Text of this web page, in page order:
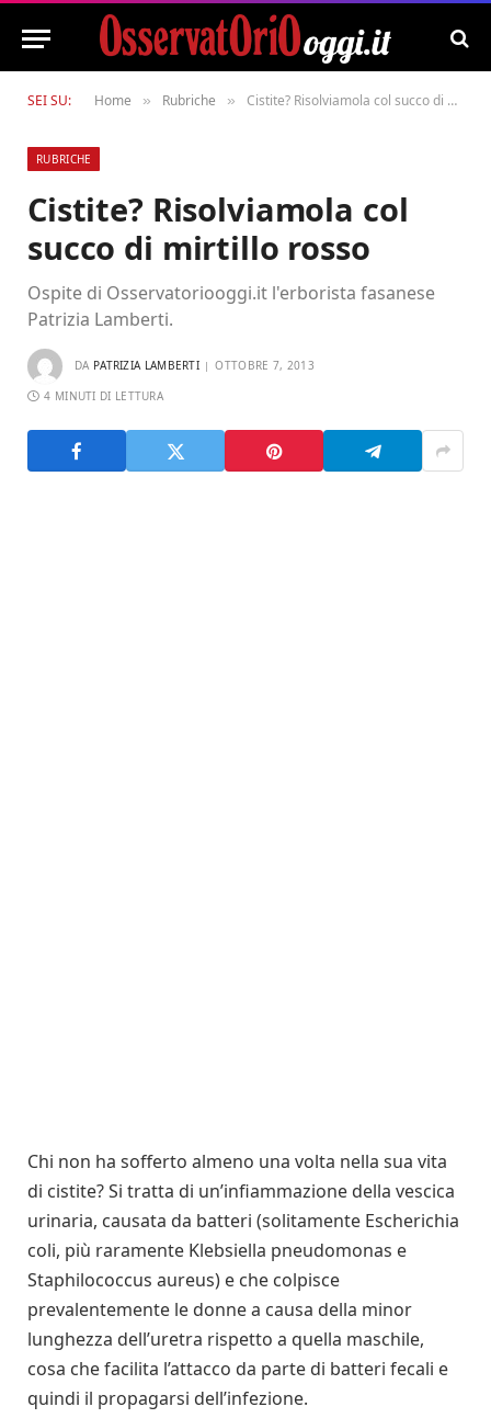
SEI SU: Home » Rubriche » Cistite? Risolviamola col succo di mirtillo rosso
RUBRICHE
Cistite? Risolviamola col
succo di mirtillo rosso
Ospite di Osservatoriooggi.it l'erborista fasanese
Patrizia Lamberti.
DA PATRIZIA LAMBERTI OTTOBRE 7, 2013
4 MINUTI DI LETTURA
Chi non ha sofferto almeno una volta nella sua vita
di cistite? Si tratta di un’infiammazione della vescica
urinaria, causata da batteri (solitamente Escherichia
coli, più raramente Klebsiella pneudomonas e
Staphilococcus aureus) e che colpisce
prevalentemente le donne a causa della minor
lunghezza dell’uretra rispetto a quella maschile,
cosa che facilita l’attacco da parte di batteri fecali e
quindi il propagarsi dell’infezione.